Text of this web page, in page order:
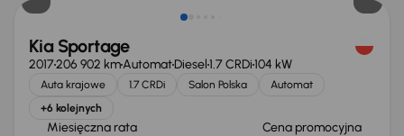
Kia Sportage
2017206 902 kmAutomatDiesel1.7 CRDi104 kW
Auta krajowe 1.7 CRDi Salon Polska
Automat
+6 kolejnych
Miesięczna rata Cena promocyjna